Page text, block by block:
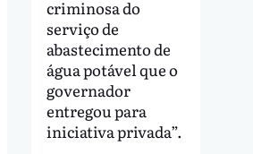
criminosa do
serviço de
abastecimento de
água potável que o
governador
entregou para
iniciativa privada”.